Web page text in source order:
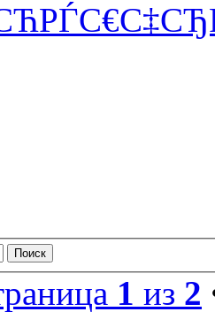
1 из 2